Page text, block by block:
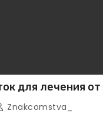
для лечения
Znakcomstva_